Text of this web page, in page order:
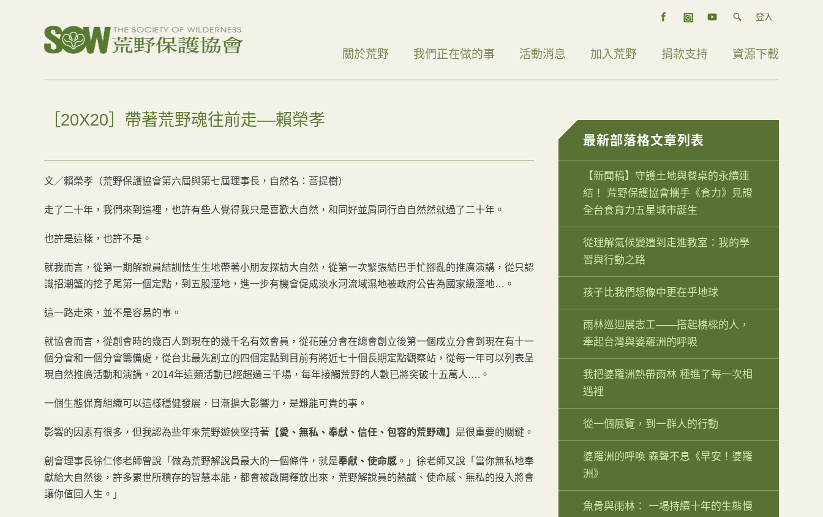
登入
關於荒野 我們正在做的事 活動消息 加入荒野 捐款支持 資源下載
［20X20］帶著荒野魂往前走––賴榮孝
文／賴榮孝（荒野保護協會第六屆與第七屆理事長，自然名：菩提樹）
走了二十年，我們來到這裡，也許有些人覺得我只是喜歡大自然，和同好並肩同行自自然然就過了二十年。
也許是這樣，也許不是。
就我而言，從第一期解說員結訓怯生生地帶著小朋友探訪大自然，從第一次緊張結巴手忙腳亂的推廣演講，從只認
識招潮蟹的挖子尾第一個定點，到五股溼地，進一步有機會促成淡水河流域濕地被政府公告為國家級溼地…。
這一路走來，並不是容易的事。
就協會而言，從創會時的幾百人到現在的幾千名有效會員，從花蓮分會在總會創立後第一個成立分會到現在有十一
個分會和一個分會籌備處，從台北最先創立的四個定點到目前有將近七十個長期定點觀察站，從每一年可以列表呈
現自然推廣活動和演講，2014年這類活動已經超過三千場，每年接觸荒野的人數已將突破十五萬人….。
一個生態保育組織可以這樣穩健發展，日漸擴大影響力，是難能可貴的事。
影響的因素有很多，但我認為些年來荒野遊俠堅持著 【愛、無私、奉獻、信任、包容的荒野魂】 是很重要的關鍵。
創會理事長徐仁修老師曾說「做為荒野解說員最大的一個條件，就是奉獻、使命感 。」徐老師又說「當你無私地奉
獻給大自然後，許多累世所積存的智慧本能，都會被啟開釋放出來，荒野解說員的熱誠、使命感、無私的投入將會
讓你值回人生。」
最新部落格文章列表
【新聞稿】守護土地與餐桌的永續連
結！ 荒野保護協會攜手《食力》見證
全台食育力五星城市誕生
從理解氣候變遷到走進教室：我的學
習與行動之路
孩子比我們想像中更在乎地球
雨林巡迴展志工——搭起橋樑的人，
牽起台灣與婆羅洲的呼吸
我把婆羅洲熱帶雨林 種進了每一次相
遇裡
從一個展覽，到一群人的行動
婆羅洲的呼喚 森聲不息《早安！婆羅
洲》
魚骨與雨林： 一場持續十年的生態慢